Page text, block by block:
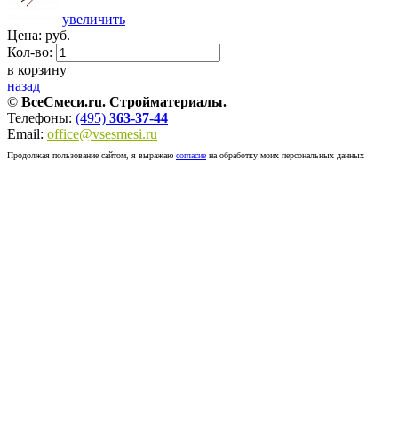
увеличить
Цена: руб.
Кол-во:
в корзину
назад
© ВсеСмеси.ru. Стройматериалы.
Телефоны: (495) 363-37-44
Email: office@vsesmesi.ru
Продолжая пользование сайтом, я выражаю согласие на обработку моих персональных данных